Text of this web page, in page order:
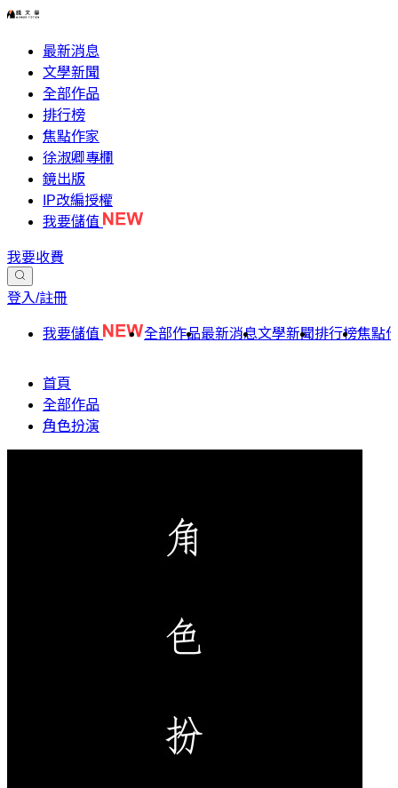
最新消息
文學新聞
全部作品
排行榜
焦點作家
徐淑卿專欄
鏡出版
IP改編授權
我要儲值
我要收費
登入/註冊
我要儲值 全部作品最新消息文學新聞排行榜焦點
首頁
全部作品
角色扮演